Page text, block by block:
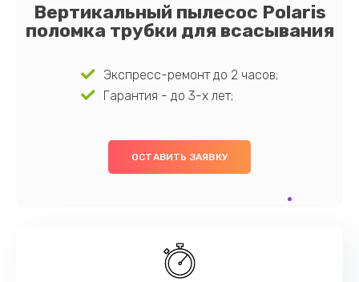
Вертикальный пылесос Polaris
поломка трубки для всасывания
Экспресс-ремонт до 2 часов;
Гарантия - до 3-х лет;
ОСТАВИТЬ ЗАЯВКУ